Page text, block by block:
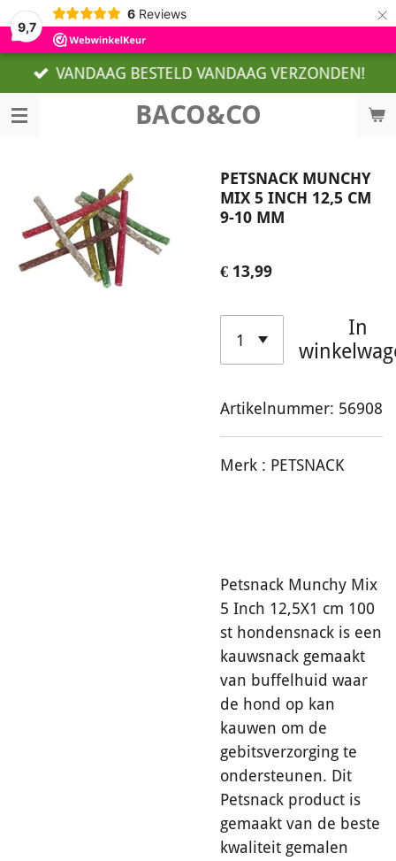
9,7
6 Reviews ×
BACO&CO
VANDAAG BESTELD VANDAAG VERZONDEN!
PETSNACK MUNCHY
MIX 5 INCH 12,5 CM
9-10 MM
€ 13,99
In
Artikelnummer: 56908
Merk : PETSNACK
Petsnack Munchy Mix
5 Inch 12,5X1 cm 100
st hondensnack is een
kauwsnack gemaakt
van buffelhuid waar
de hond op kan
kauwen om de
gebitsverzorging te
ondersteunen. Dit
Petsnack product is
gemaakt van de beste
kwaliteit gemalen